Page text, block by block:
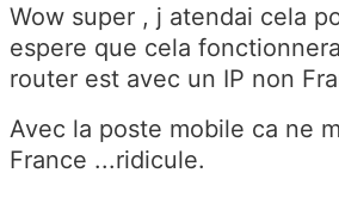
Wow super , j atendai cela
espere que cela
router est avec un IP non
Avec la poste mobile ca ne
France ...ridicule.